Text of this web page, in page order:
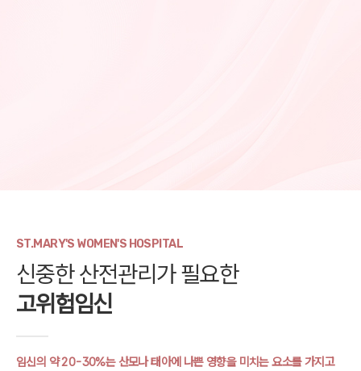
ST.MARY'S WOMEN'S HOSPITAL
신중한 산전관리가 필요한
고위험임신
임신의 약 20-30%는 산모나 태아에 나쁜 영향을 미치는 요소를가지고